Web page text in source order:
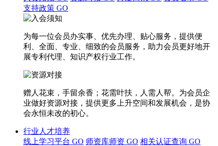
支持政策 GO
为每一位会员办实事、优先办理、贴心服务，提供便
利、全面、专业、细致的会员服务，助力会员更好地开
展专利代理、知识产权行业工作。
赠人花束，手留余香；花需叶扶，人需人帮。为会员企
业做好资源对接，提供更多上升空间和发展机会，是协
会永恒未改的初心。
行业人才培养
线上学习平台 GO 师资库师资 GO 相关认证查询 GO